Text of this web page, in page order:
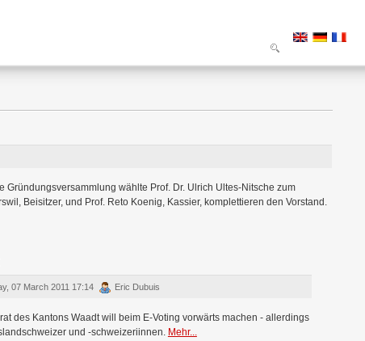
wählte Prof. Dr. Ulrich Ultes-Nitsche zum
Beisitzer, und Prof. Reto Koenig, Kassier, komplettieren den Vorstand.
07 March 2011 17:14 Eric Dubuis
des Kantons Waadt will beim E-Voting vorwärts machen - allerdings
und -schweizeriinnen. Mehr...